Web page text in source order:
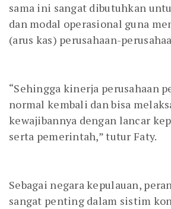
sama ini sangat dibutuhkan
dan modal operasional guna
(arus kas) perusahaan-
“Sehingga kinerja perusahaan
normal kembali dan bisa
kewajibannya dengan lancar
serta pemerintah,” tutur Faty.
Sebagai negara kepulauan,
sangat penting dalam sistim